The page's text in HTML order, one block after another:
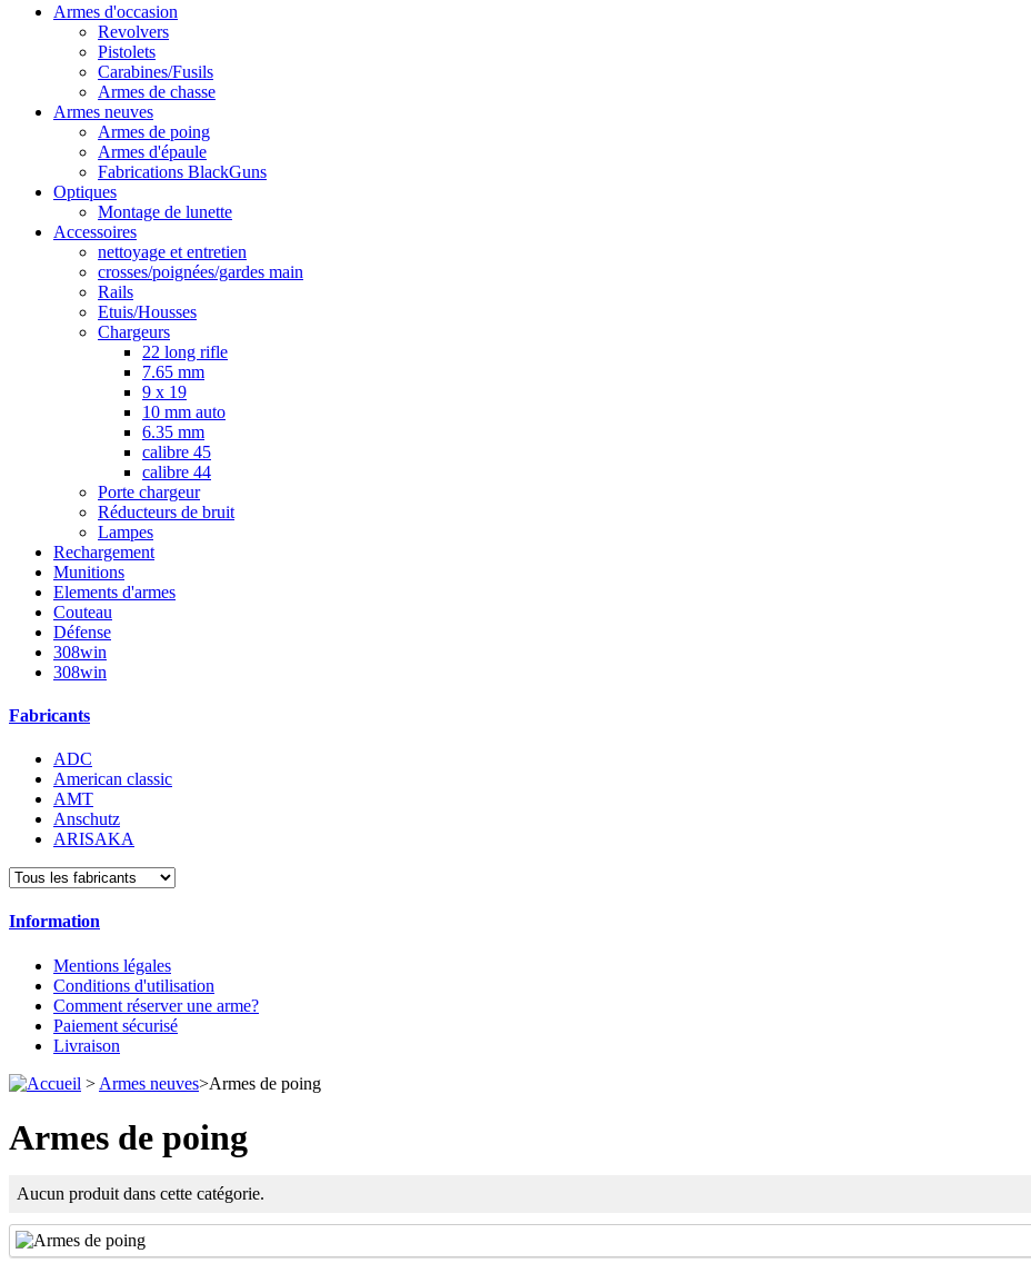
Armes d'occasion
Revolvers
Pistolets
Carabines/Fusils
Armes de chasse
Armes neuves
Armes de poing
Armes d'épaule
Fabrications BlackGuns
Optiques
Montage de lunette
Accessoires
nettoyage et entretien
crosses/poignées/gardes main
Rails
Etuis/Housses
Chargeurs
22 long rifle
7.65 mm
9 x 19
10 mm auto
6.35 mm
calibre 45
calibre 44
Porte chargeur
Réducteurs de bruit
Lampes
Rechargement
Munitions
Elements d'armes
Couteau
Défense
308win
308win
Fabricants
ADC
American classic
AMT
Anschutz
ARISAKA
Information
Mentions légales
Conditions d'utilisation
Comment réserver une arme?
Paiement sécurisé
Livraison
> Armes neuves>Armes de poing
Armes de poing
Aucun produit dans cette catégorie.